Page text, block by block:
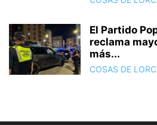
El Partido
reclama
más...
COSAS DE